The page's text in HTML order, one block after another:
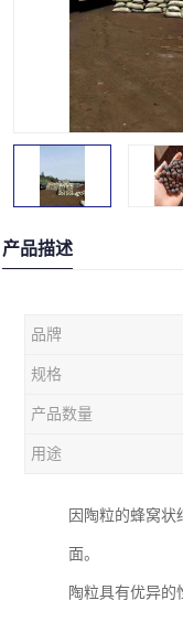
产品描述
品牌
规格
产品数量
用途
因陶粒的蜂窝
面。
陶粒具有优异的